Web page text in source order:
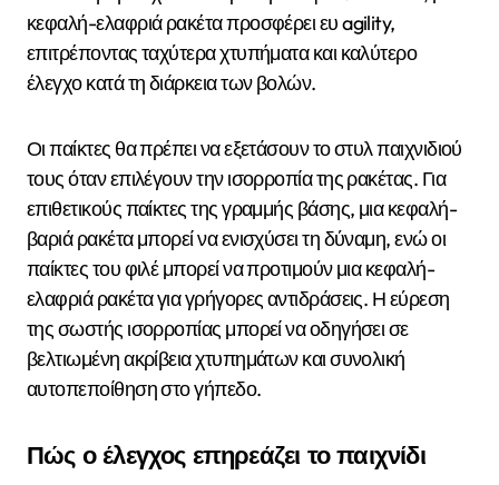
κεφαλή-ελαφριά ρακέτα προσφέρει ευ agility,
επιτρέποντας ταχύτερα χτυπήματα και καλύτερο
έλεγχο κατά τη διάρκεια των βολών.
Οι παίκτες θα πρέπει να εξετάσουν το στυλ παιχνιδιού
τους όταν επιλέγουν την ισορροπία της ρακέτας. Για
επιθετικούς παίκτες της γραμμής βάσης, μια κεφαλή-
βαριά ρακέτα μπορεί να ενισχύσει τη δύναμη, ενώ οι
παίκτες του φιλέ μπορεί να προτιμούν μια κεφαλή-
ελαφριά ρακέτα για γρήγορες αντιδράσεις. Η εύρεση
της σωστής ισορροπίας μπορεί να οδηγήσει σε
βελτιωμένη ακρίβεια χτυπημάτων και συνολική
αυτοπεποίθηση στο γήπεδο.
Πώς ο έλεγχος επηρεάζει το παιχνίδι